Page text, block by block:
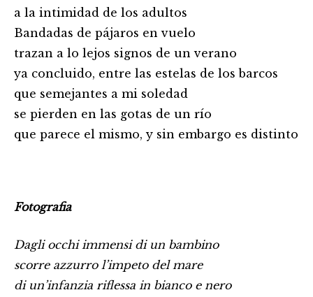
a la intimidad de los adultos
Bandadas de pájaros en vuelo
trazan a lo lejos signos de un verano
ya concluido, entre las estelas de los barcos
que semejantes a mi soledad
se pierden en las gotas de un río
que parece el mismo, y sin embargo es distinto
Fotografia
Dagli occhi immensi di un bambino
scorre azzurro l’impeto del mare
di un’infanzia riflessa in bianco e nero